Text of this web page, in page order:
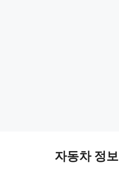
자동차 정보